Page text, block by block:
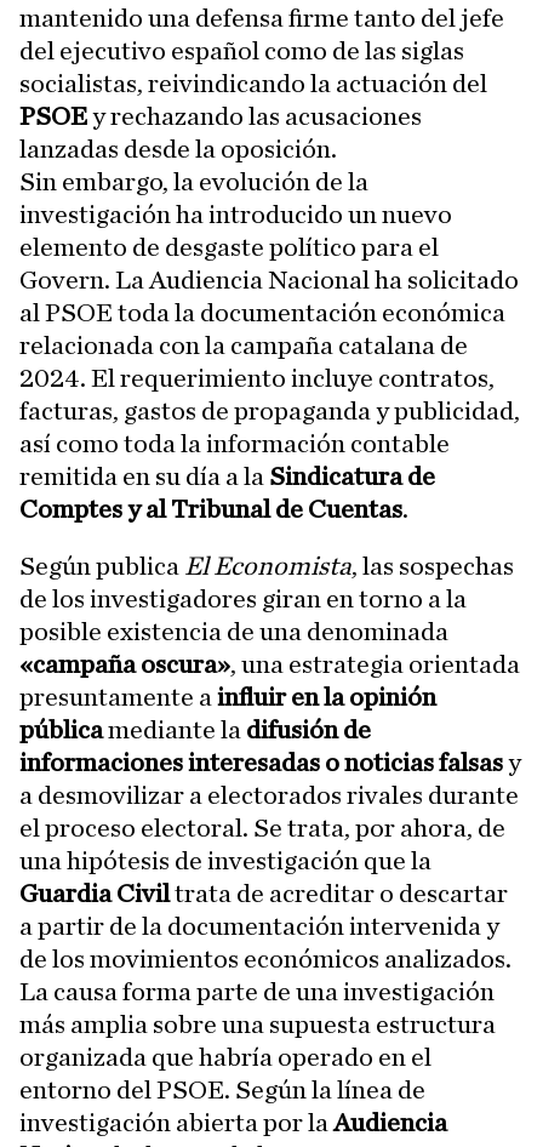
mantenido una defensa firme tanto del jefe
del ejecutivo español como de las siglas
socialistas, reivindicando la actuación del
PSOEy rechazando las acusaciones
lanzadas desde la oposición.
Sin embargo, la evolución de la
investigación ha introducido un nuevo
elemento de desgaste político para el
Govern. La Audiencia Nacional ha solicitado
al PSOE toda la documentación económica
relacionada con la campaña catalana de
2024. El requerimiento incluye contratos,
facturas, gastos de propaganda y publicidad,
así como toda la información contable
remitida en su día a la Sindicatura de
Comptes y al Tribunal de Cuentas.
Según publica El Economista, las sospechas
de los investigadores giran en torno a la
posible existencia de una denominada
«campaña oscura», una estrategia orientada
presuntamente a influir en la opinión
públicamediante la difusión de
informaciones interesadas o noticias falsasy
a desmovilizar a electorados rivales durante
el proceso electoral. Se trata, por ahora, de
una hipótesis de investigación que la
Guardia Civiltrata de acreditar o descartar
a partir de la documentación intervenida y
de los movimientos económicos analizados.
La causa forma parte de una investigación
más amplia sobre una supuesta estructura
organizada que habría operado en el
entorno del PSOE. Según la línea de
investigación abierta por la Audiencia